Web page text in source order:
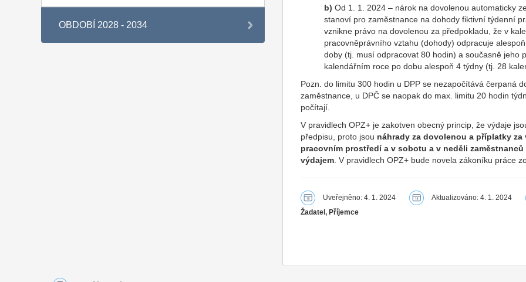
OBDOBÍ 2028 - 2034
b) Od 1. 1. 2024 – nárok na dovolenou automaticky
stanoví pro zaměstnance na dohody fiktivní týdenní
vznikne právo na dovolenou za předpokladu, že v
pracovněprávního vztahu (dohody) odpracuje
doby (tj. musí odpracovat 80 hodin) a současně jeho
kalendářním roce po dobu alespoň 4 týdny (tj. 28
Pozn. do limitu 300 hodin u DPP se nezapočítává čerpaná
zaměstnance, u DPČ se naopak do max. limitu 20 hodin
počítají.
V pravidlech OPZ+ je zakotven obecný princip, že výdaje
předpisu, proto jsou náhrady za dovolenou a příplatky
pracovním prostředí a v sobotu a v neděli zaměstnanců
výdajem . V pravidlech OPZ+ bude novela zákoníku práce
Uveřejněno: 4. 1. 2024
Aktualizováno: 4. 1. 2024
Žadatel, Příjemce